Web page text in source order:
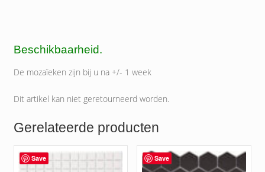
Beschikbaarheid.
De mozaïeken zijn bij u na +/- 1 week
Dit artikel kan niet geretourneerd worden.
Gerelateerde producten
Save Save